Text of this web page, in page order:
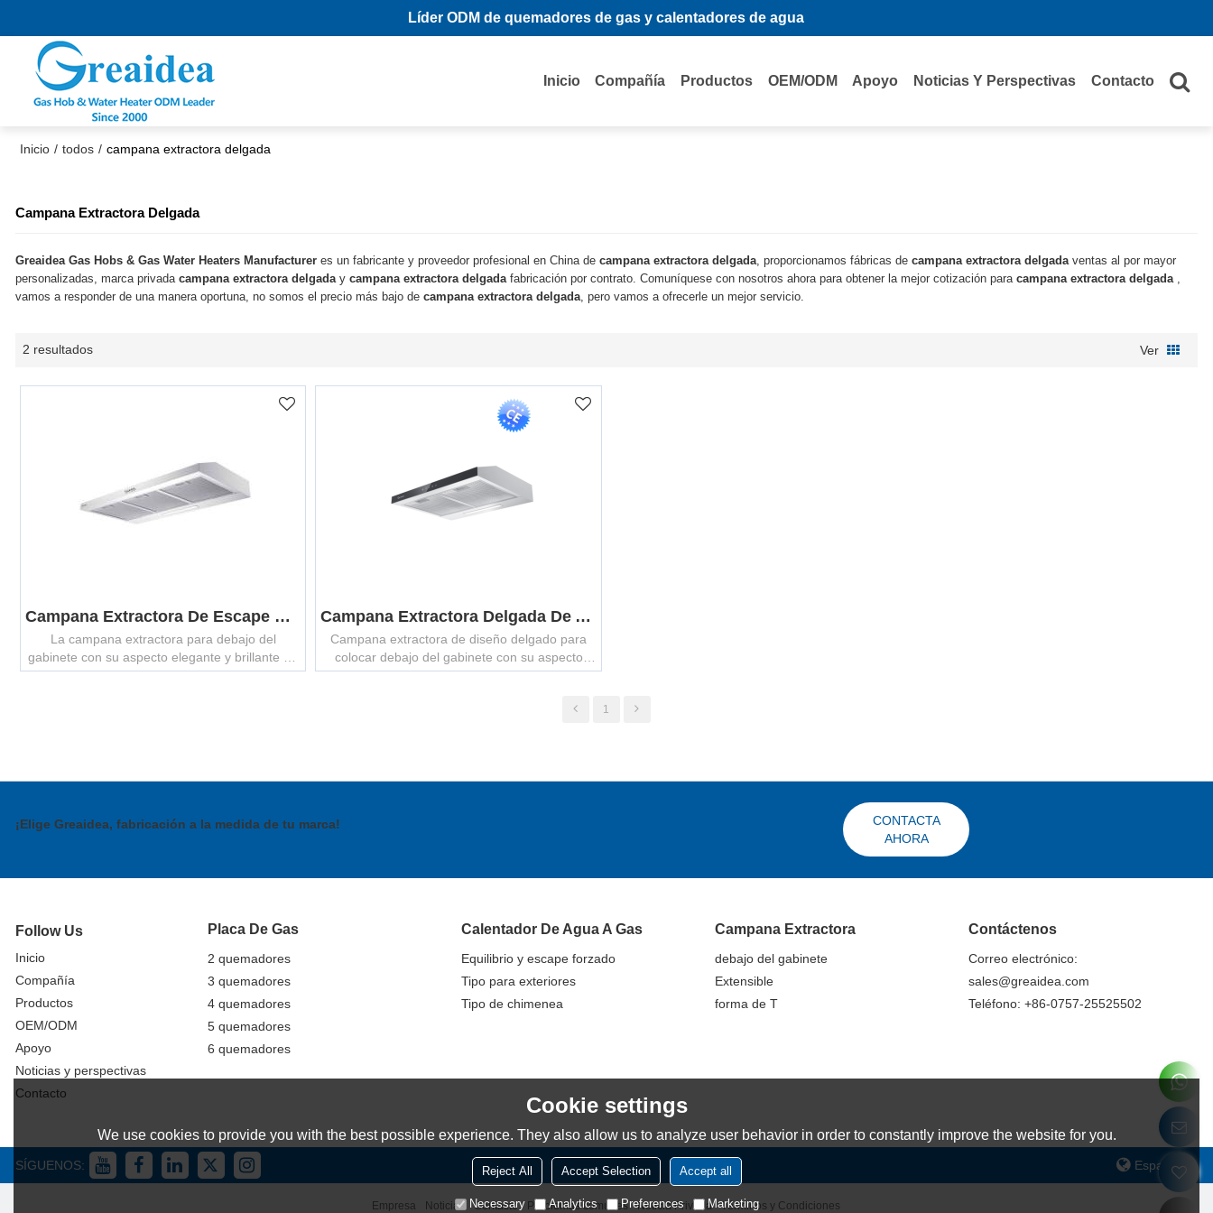
Líder ODM de quemadores de gas y calentadores de agua
Inicio Compañía Productos OEM/ODM Apoyo Noticias Y Perspectivas Contacto
Inicio / todos / campana extractora delgada
Campana Extractora Delgada
Greaidea Gas Hobs & Gas Water Heaters Manufactureres un fabricante y proveedor profesional en China de campana extractora delgada, proporcionamos fábricas de campana extractora delgadaventas al por mayor
personalizadas, marca privada campana extractora delgaday campana extractora delgadafabricación por contrato. Comuníquese con nosotros ahora para obtener la mejor cotización para campana extractora delgada,
vamos a responder de una manera oportuna, no somos el precio más bajo de campana extractora delgada, pero vamos a ofrecerle un mejor servicio.
2 resultados Ver
Campana Extractora De Escape Delgada De Acero Inoxidable MCHS-600S
La campana extractora para debajo del
gabinete con su aspecto elegante y brillante en
acero inoxidable se puede integrar
Campana Extractora Delgada De Acero Inoxidable GCHS-600T
Campana extractora de diseño delgado para
colocar debajo del gabinete con su aspecto
elegante y brillante en acero inoxidable se
1
CONTACTA
AHORA
¡Elige Greaidea, fabricación a la medida de tu marca!
Follow Us
Inicio
Compañía
Productos
OEM/ODM
Apoyo
Noticias y perspectivas
Contacto
Placa De Gas
2 quemadores
3 quemadores
4 quemadores
5 quemadores
6 quemadores
Calentador De Agua A Gas
Equilibrio y escape forzado
Tipo para exteriores
Tipo de chimenea
Campana Extractora
debajo del gabinete
Extensible
forma de T
Contáctenos
Correo electrónico:
sales@greaidea.com
Teléfono: +86-0757-25525502
SÍGUENOS: Español
Empresa Noticias Contacto Problemas comunes Noticia Privada Términos y Condiciones
Cookie settings
We use cookies to provide you with the best possible experience. They also allow us to analyze user behavior in order to constantly improve the website for you.
Reject All Accept Selection Accept all
Necessary Analytics Preferences Marketing